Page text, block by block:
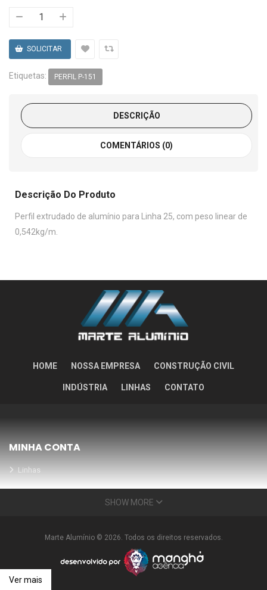
Etiquetas: PERFIL P-151
DESCRIÇÃO
COMENTÁRIOS (0)
Descrição Do Produto
Perfil extrudado de alumínio para Linha 25, com peso linear de
0,542kg/m.
HOME NOSSA EMPRESA CONSTRUÇÃO CIVIL
INDÚSTRIA LINHAS CONTATO
MINHA CONTA
Linhas
Meus Orçamentos
Condições Especiais
SHOW MORE
Marte Alumínio © 2026. Todos os direitos reservados.
Ver mais